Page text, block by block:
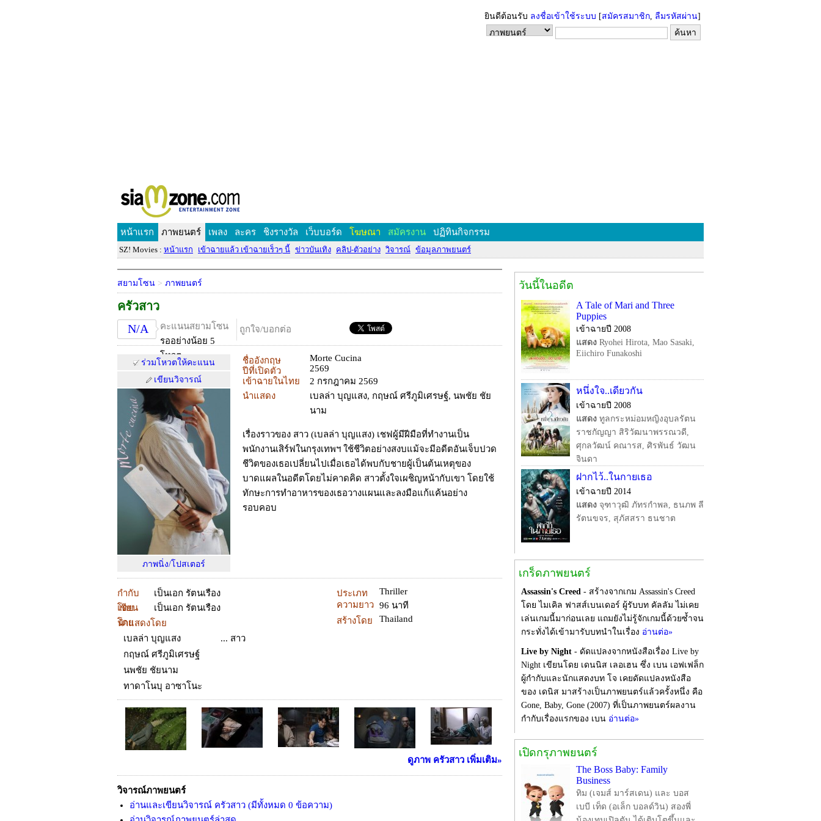
ยินดีต้อนรับ ลงชื่อเข้าใช้ระบบ [สมัครสมาชิก, ลืมรหัสผ่าน]
หน้าแรก ภาพยนตร์ เพลง ละคร ชิงรางวัล เว็บบอร์ด โฆษณา สมัครงาน ปฏิทินกิจกรรม
SZ! Movies : หน้าแรก เข้าฉายแล้ว เข้าฉายเร็วๆ นี้ ข่าวบันเทิง คลิป-ตัวอย่าง วิจารณ์ ข้อมูลภาพยนตร์
สยามโซน > ภาพยนตร์
ครัวสาว
N/A
คะแนนสยามโซน
รออย่างน้อย 5
โหวต
ถูกใจ/บอกต่อ
ร่วมโหวตให้คะแนน
เขียนวิจารณ์
ภาพนิ่ง/โปสเตอร์
ชื่ออังกฤษ
Morte Cucina
ปีที่เปิดตัว
2569
เข้าฉายในไทย
2 กรกฎาคม 2569
นำแสดง
เบลล่า บุญแสง, กฤษณ์ ศรีภูมิเศรษฐ์, นพชัย ชัย
นาม
เรื่องราวของ สาว (เบลล่า บุญแสง) เชฟผู้มีฝีมือที่ทำงานเป็น
พนักงานเสิร์ฟในกรุงเทพฯ ใช้ชีวิตอย่างสงบแม้จะมีอดีตอันเจ็บปวด
ชีวิตของเธอเปลี่ยนไปเมื่อเธอได้พบกับชายผู้เป็นต้นเหตุของ
บาดแผลในอดีตโดยไม่คาดคิด สาวตั้งใจเผชิญหน้ากับเขา โดยใช้
ทักษะการทำอาหารของเธอวางแผนและลงมือแก้แค้นอย่าง
รอบคอบ
กำกับ
โดย
เป็นเอก รัตนเรือง
เขียน
โดย
เป็นเอก รัตนเรือง
นำแสดงโดย
เบลล่า บุญแสง
... สาว
กฤษณ์ ศรีภูมิเศรษฐ์
นพชัย ชัยนาม
ทาดาโนบุ อาซาโนะ
ประเภท
Thriller
ความยาว 96 นาที
สร้างโดย
Thailand
ดูภาพ ครัวสาว เพิ่มเติม»
วิจารณ์ภาพยนตร์
อ่านและเขียนวิจารณ์ ครัวสาว (มีทั้งหมด 0 ข้อความ)
วันนี้ในอดีต
A Tale of Mari and Three
Puppies
เข้าฉายปี 2008
แสดง Ryohei Hirota, Mao Sasaki,
Eiichiro Funakoshi
หนึ่งใจ..เดียวกัน
เข้าฉายปี 2008
แสดง ทูลกระหม่อมหญิงอุบลรัตน
ราชกัญญา สิริวัฒนาพรรณวดี,
ศุกลวัฒน์ คณารส, ศิรพันธ์ วัฒน
จินดา
ฝากไว้..ในกายเธอ
เข้าฉายปี 2014
แสดง จุฑาวุฒิ ภัทรกำพล, ธนภพ ลี
รัตนขจร, สุภัสสรา ธนชาต
เกร็ดภาพยนตร์
Assassin's Creed - สร้างจากเกม Assassin's Creed
โดย ไมเคิล ฟาสส์เบนเดอร์ ผู้รับบท คัลลัม ไม่เคย
เล่นเกมนี้มาก่อนเลย แถมยังไม่รู้จักเกมนี้ด้วยซ้ำจน
กระทั่งได้เข้ามารับบทนำในเรื่อง อ่านต่อ»
Live by Night - ดัดแปลงจากหนังสือเรื่อง Live by
Night เขียนโดย เดนนิส เลอเฮน ซึ่ง เบน เอฟเฟล็ก
ผู้กำกับและนักแสดงบท โจ เคยดัดแปลงหนังสือ
ของ เดนิส มาสร้างเป็นภาพยนตร์แล้วครั้งหนึ่ง คือ
Gone, Baby, Gone (2007) ที่เป็นภาพยนตร์ผลงาน
กำกับเรื่องแรกของ เบน อ่านต่อ»
เปิดกรุภาพยนตร์
The Boss Baby: Family
Business
ทิม (เจมส์ มาร์สเดน) และ บอส
เบบี เท็ด (อเล็ก บอลด์วิน) สองพี่